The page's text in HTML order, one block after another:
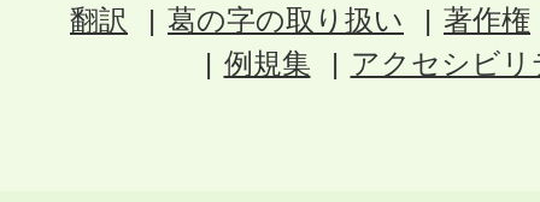
翻訳 葛の字の取り扱い
著作権
例規集
アクセシビ